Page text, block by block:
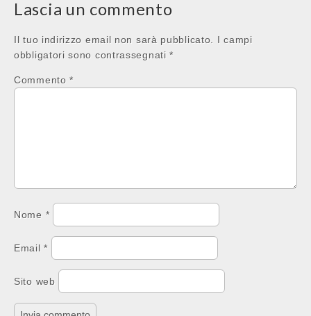
Lascia un commento
Il tuo indirizzo email non sarà pubblicato.
I campi
obbligatori sono contrassegnati*
Commento*
Nome *
Email*
Sito web